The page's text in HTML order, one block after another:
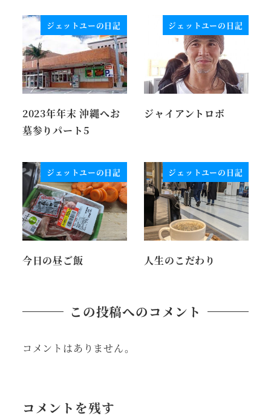
ジェットユーの日記
2023年年末 沖縄へお
墓参りパート5
ジェットユーの日記
ジャイアントロボ
ジェットユーの日記
今日の昼ご飯
ジェットユーの日記
人生のこだわり
この投稿へのコメント
コメントはありません。
コメントを残す